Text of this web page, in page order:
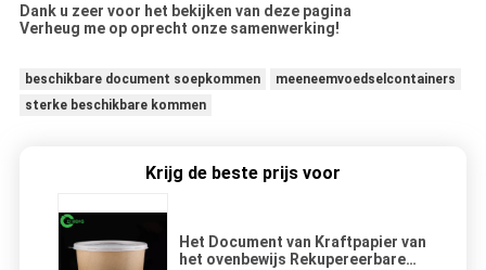
Dank u zeer voor het bekijken van deze pagina
Verheug me op oprecht onze samenwerking!
beschikbare document soepkommen
meeneemvoedselcontainers
sterke beschikbare kommen
Krijg de beste prijs voor
Het Document van Kraftpapier van
het ovenbewijs Rekupereerbare